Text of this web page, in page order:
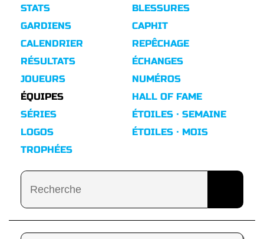
STATS
GARDIENS
CALENDRIER
RÉSULTATS
BLESSURES
CAPHIT
REPÊCHAGE
ÉCHANGES
JOUEURS
ÉQUIPES
SÉRIES
LOGOS
TROPHÉES
NUMÉROS
HALL OF FAME
ÉTOILES · SEMAINE
ÉTOILES · MOIS